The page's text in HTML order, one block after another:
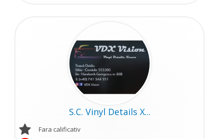
S.C. Vinyl Details X...
Fara calificativ